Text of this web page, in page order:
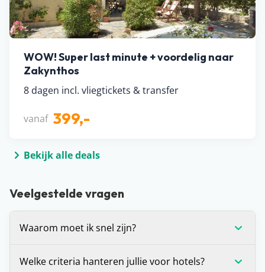
WOW! Super last minute + voordelig naar
Zakynthos
8 dagen incl. vliegtickets & transfer
vanaf 399,-
Bekijk alle deals
Veelgestelde vragen
Waarom moet ik snel zijn?
hebben helaas geen inzage in de
Welke criteria hanteren jullie voor hotels?